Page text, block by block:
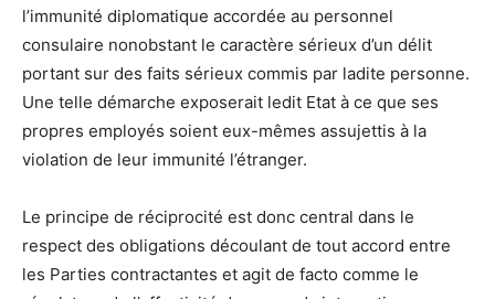
l’immunité diplomatique accordée au personnel
consulaire nonobstant le caractère sérieux d’un délit
portant sur des faits sérieux commis par ladite personne.
Une telle démarche exposerait ledit Etat à ce que ses
propres employés soient eux-mêmes assujettis à la
violation de leur immunité l’étranger.
Le principe de réciprocité est donc central dans le
respect des obligations découlant de tout accord entre
les Parties contractantes et agit de facto comme le